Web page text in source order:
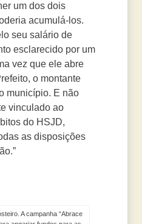
um dos dois
acumulá-los.
seu salário de
esclarecido por um
vez que ele abre
o montante
município. E não
vinculado ao
do HSJD,
as disposições
A campanha “Abrace